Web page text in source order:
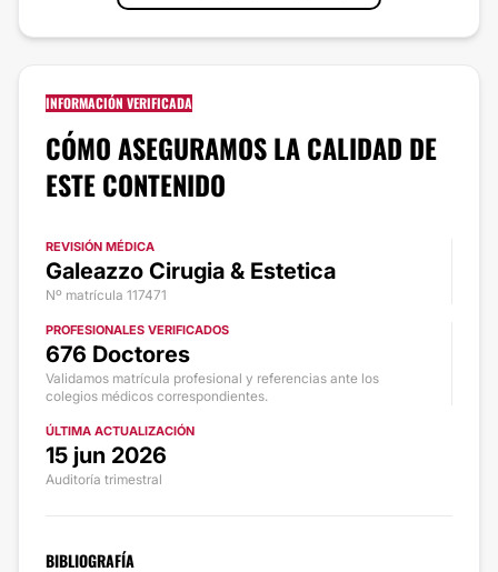
INFORMACIÓN VERIFICADA
CÓMO ASEGURAMOS LA CALIDAD DE
ESTE CONTENIDO
REVISIÓN MÉDICA
Galeazzo Cirugia & Estetica
Nº matrícula 117471
PROFESIONALES VERIFICADOS
676 Doctores
Validamos matrícula profesional y referencias ante los
colegios médicos correspondientes.
ÚLTIMA ACTUALIZACIÓN
15 jun 2026
Auditoría trimestral
BIBLIOGRAFÍA